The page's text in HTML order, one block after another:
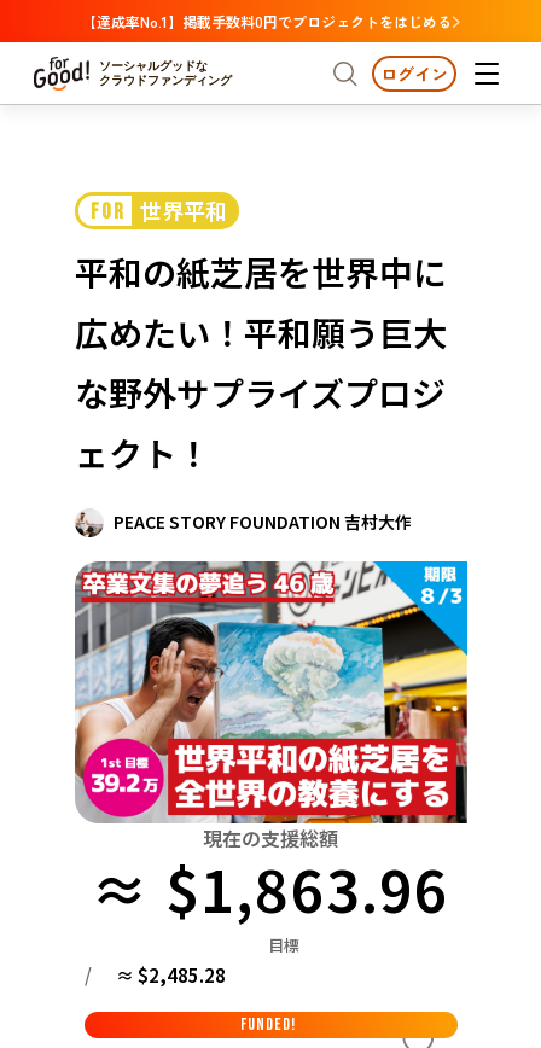
【達成率No.1】掲載手数料0円でプロジェクトをはじめる
ソーシャルグッドな
クラウドファンディング
プロジェクトからさがす
カテゴリーからさがす 国際協力
医療・福祉
人権・マイノリティ
近畿
中国
四国
九州・沖縄
注目 新着
支援金額が多い
支援人数が多い
終了日が近い
カテゴリーからさがす
国際協力 医療・福祉
子ども・教育
環境・エシカル
人権・マイノリティ
社会貢献
地域からさがす
北海道 青森 岩手 宮城 秋田
茨城 栃木 群馬 埼玉 千葉 東京
新潟 富山 石川 福井 山梨 長野
三重 滋賀 京都 大阪 兵庫 奈良
島根 岡山 広島 山口
九州・沖縄
ログイン
FOR 世界平和
平和の紙芝居を世界中に
広めたい！平和願う巨大
な野外サプライズプロジ
ェクト！
PEACE STORY FOUNDATION 吉村大作
現在の支援総額
≈ $1,863.96
目標
/ ≈ $2,485.28
FUNDED!